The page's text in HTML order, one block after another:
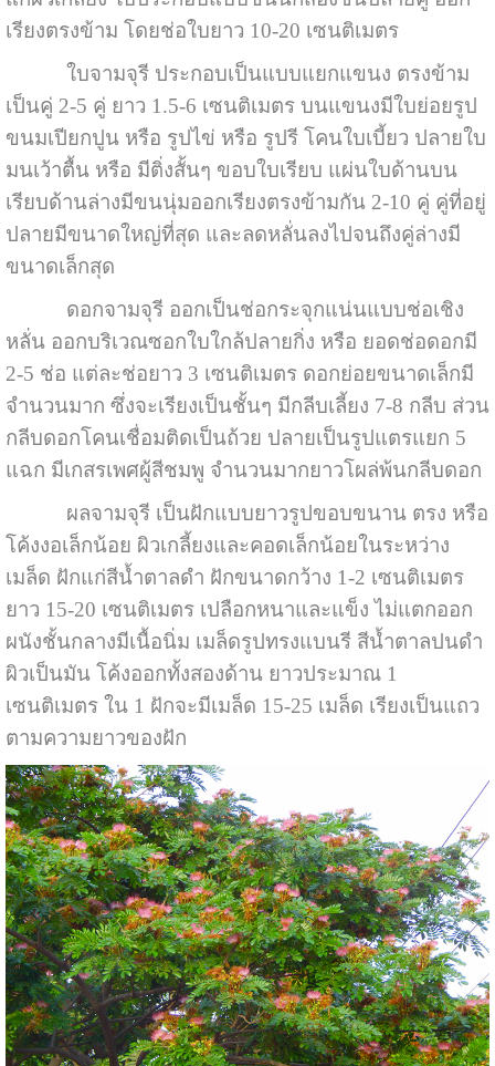
เรียงตรงข้าม โดยช่อใบยาว 10-20 เซนติเมตร
ใบจามจุรี ประกอบเป็นแบบแยกแขนง ตรงข้าม
เป็นคู่ 2-5 คู่ ยาว 1.5-6 เซนติเมตร บนแขนงมีใบย่อยรูป
ขนมเปียกปูน หรือ รูปไข่ หรือ รูปรี โคนใบเบี้ยว ปลายใบ
มนเว้าตื้น หรือ มีติ่งสั้นๆ ขอบใบเรียบ แผ่นใบด้านบน
เรียบด้านล่างมีขนนุ่มออกเรียงตรงข้ามกัน 2-10 คู่ คู่ที่อยู่
ปลายมีขนาดใหญ่ที่สุด และลดหลั่นลงไปจนถึงคู่ล่างมี
ขนาดเล็กสุด
ดอกจามจุรี ออกเป็นช่อกระจุกแน่นแบบช่อเชิง
หลั่น ออกบริเวณซอกใบใกล้ปลายกิ่ง หรือ ยอดช่อดอกมี
2-5 ช่อ แต่ละช่อยาว 3 เซนติเมตร ดอกย่อยขนาดเล็กมี
จำนวนมาก ซึ่งจะเรียงเป็นชั้นๆ มีกลีบเลี้ยง 7-8 กลีบ ส่วน
กลีบดอกโคนเชื่อมติดเป็นถ้วย ปลายเป็นรูปแตรแยก 5
แฉก มีเกสรเพศผู้สีชมพู จำนวนมากยาวโผล่พ้นกลีบดอก
ผลจามจุรี เป็นฝักแบบยาวรูปขอบขนาน ตรง หรือ
โค้งงอเล็กน้อย ผิวเกลี้ยงและคอดเล็กน้อยในระหว่าง
เมล็ด ฝักแก่สีน้ำตาลดำ ฝักขนาดกว้าง 1-2 เซนติเมตร
ยาว 15-20 เซนติเมตร เปลือกหนาและแข็ง ไม่แตกออก
ผนังชั้นกลางมีเนื้อนิ่ม เมล็ดรูปทรงแบนรี สีน้ำตาลปนดำ
ผิวเป็นมัน โค้งออกทั้งสองด้าน ยาวประมาณ 1
เซนติเมตร ใน 1 ฝักจะมีเมล็ด 15-25 เมล็ด เรียงเป็นแถว
ตามความยาวของฝัก